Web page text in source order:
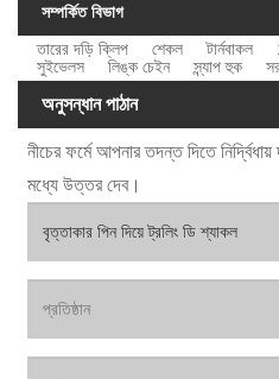
সম্পর্কিত বিভাগ
তারের দড়ি ক্লিপ
শেকল টার্নবাকল
সুইভেলস
লিঙ্ক চেইন স্ন্যাপ হুক
অনুসন্ধান পাঠান
নীচের ফর্মে আপনার তদন্ত দিতে
মধ্যে উত্তর দেব।